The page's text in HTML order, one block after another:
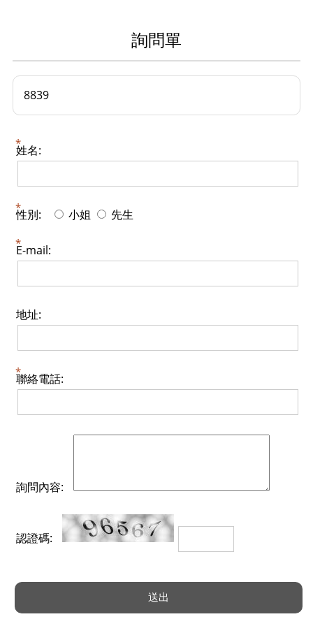
詢問單
8839
姓名:
性別: 小姐 先生
E-mail:
地址:
聯絡電話:
詢問內容:
認證碼: